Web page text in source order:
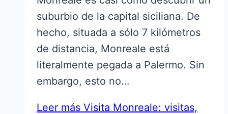
suburbio de la capital siciliana. De
hecho, situada a sólo 7 kilómetros
de distancia, Monreale está
literalmente pegada a Palermo. Sin
embargo, esto no…
Leer más Visita Monreale: visitas,